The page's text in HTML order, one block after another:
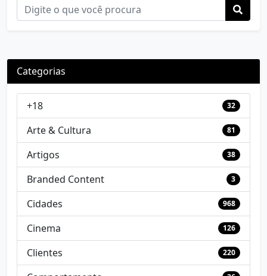
Categorias
+18 32
Arte & Cultura 81
Artigos 38
Branded Content 3
Cidades 968
Cinema 126
Clientes 220